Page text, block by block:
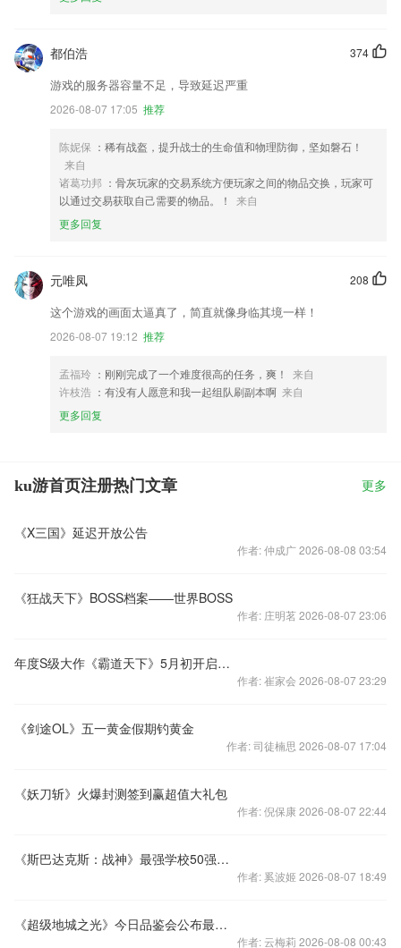
374
都伯浩
游戏的服务器容量不足，导致延迟严重
2026-08-07 17:05 推荐
陈妮保 ：稀有战盔，提升战士的生命值和物理防御，坚如磐石！
来自
诸葛功邦 ：骨灰玩家的交易系统方便玩家之间的物品交换，玩家可
以通过交易获取自己需要的物品。！
来自
更多回复
208
元唯凤
这个游戏的画面太逼真了，简直就像身临其境一样！
2026-08-07 19:12 推荐
孟福玲 ：刚刚完成了一个难度很高的任务，爽！
来自
许枝浩 ：有没有人愿意和我一起组队刷副本啊 来自
更多回复
ku游首页注册热门文章 更多
《X三国》延迟开放公告
作者: 仲成广 2026-08-08 03:54
《狂战天下》BOSS档案——世界BOSS
作者: 庄明茗 2026-08-07 23:06
年度S级大作《霸道天下》5月初开启二测
作者: 崔家会 2026-08-07 23:29
《剑途OL》五一黄金假期钓黄金
作者: 司徒楠思 2026-08-07 17:04
《妖刀斩》火爆封测签到赢超值大礼包
作者: 倪保康 2026-08-07 22:44
《斯巴达克斯：战神》最强学校50强获奖名单公布
作者: 奚波姬 2026-08-07 18:49
《超级地城之光》今日品鉴会公布最新测试日
作者: 云梅莉 2026-08-08 00:43